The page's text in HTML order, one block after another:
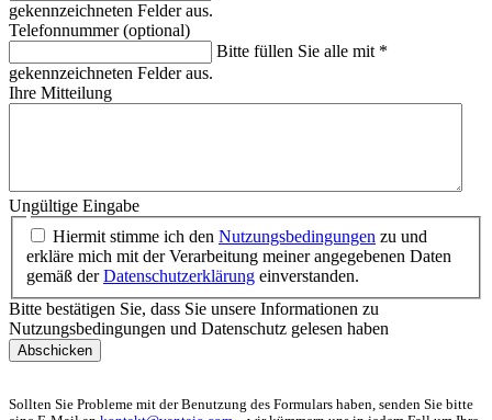
gekennzeichneten Felder aus.
Telefonnummer (optional)
Bitte füllen Sie alle mit *
gekennzeichneten Felder aus.
Ihre Mitteilung
Ungültige Eingabe
Hiermit stimme ich den Nutzungsbedingungen zu und
erkläre mich mit der Verarbeitung meiner angegebenen Daten
gemäß derDatenschutzerklärung einverstanden.
Bitte bestätigen Sie, dass Sie unsere Informationen zu
Nutzungsbedingungen und Datenschutz gelesen haben
Abschicken
Sollten Sie Probleme mit der Benutzung des Formulars haben, senden Sie bitte